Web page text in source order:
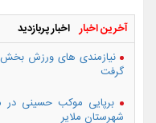
آخرین اخبار اخبار پربازدید
نیازمندی های ورزش بخش
گرفت
برپایی موکب حسینی
شهرستان ملایر